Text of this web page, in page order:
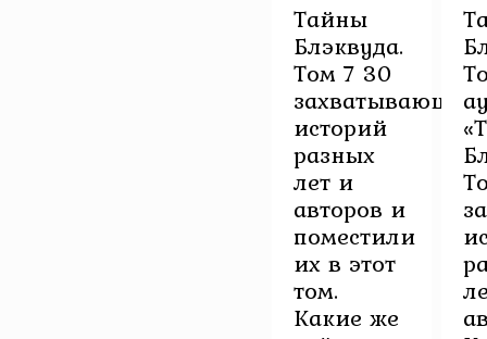
Тайны
Блэквуда.
Том 7 30
захватывающих
историй
разных
лет и
авторов и
поместили
их в этот
том.
Какие же